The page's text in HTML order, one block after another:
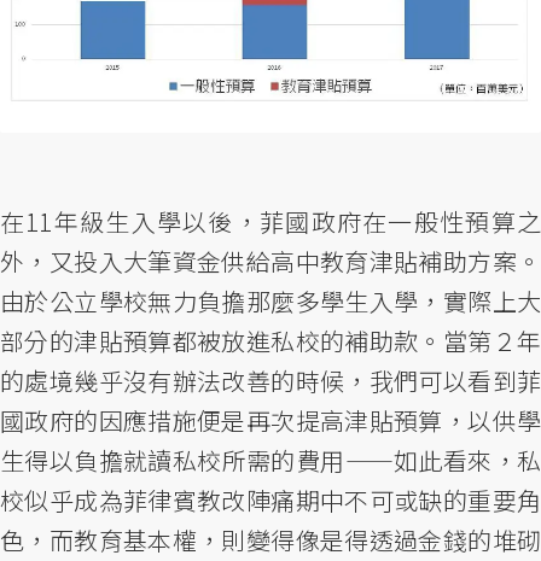
在11年級生入學以後，菲國政府在一般性預算之
外，又投入大筆資金供給高中教育津貼補助方案。
由於公立學校無力負擔那麼多學生入學，實際上大
部分的津貼預算都被放進私校的補助款。當第２年
的處境幾乎沒有辦法改善的時候，我們可以看到菲
國政府的因應措施便是再次提高津貼預算，以供學
生得以負擔就讀私校所需的費用——如此看來，私
校似乎成為菲律賓教改陣痛期中不可或缺的重要角
色，而教育基本權，則變得像是得透過金錢的堆砌